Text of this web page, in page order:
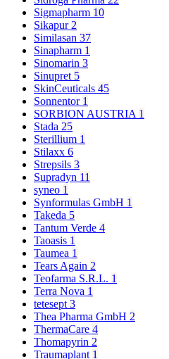
Sigmapharm 10
Sikapur 2
Similasan 37
Sinapharm 1
Sinomarin 3
Sinupret 5
SkinCeuticals 45
Sonnentor 1
SORBION AUSTRIA 1
Stada 25
Sterillium 1
Stilaxx 6
Strepsils 3
Supradyn 11
syneo 1
Synformulas GmbH 1
Takeda 5
Tantum Verde 4
Taoasis 1
Taumea 1
Tears Again 2
Teofarma S.R.L. 1
Terra Nova 1
tetesept 3
Thea Pharma GmbH 2
ThermaCare 4
Thomapyrin 2
Traumaplant 1